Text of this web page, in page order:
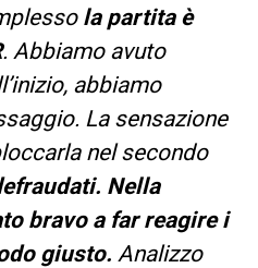
la partita è
. Abbiamo avuto
abbiamo
La sensazione
nel secondo
Nella
bravo a far reagire i
giusto. Analizzo